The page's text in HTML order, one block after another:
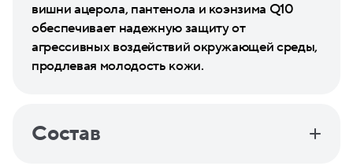
вишни ацерола, пантенола и коэнзима Q10
обеспечивает надежную защиту от
агрессивных воздействий окружающей среды,
продлевая молодость кожи.
Состав